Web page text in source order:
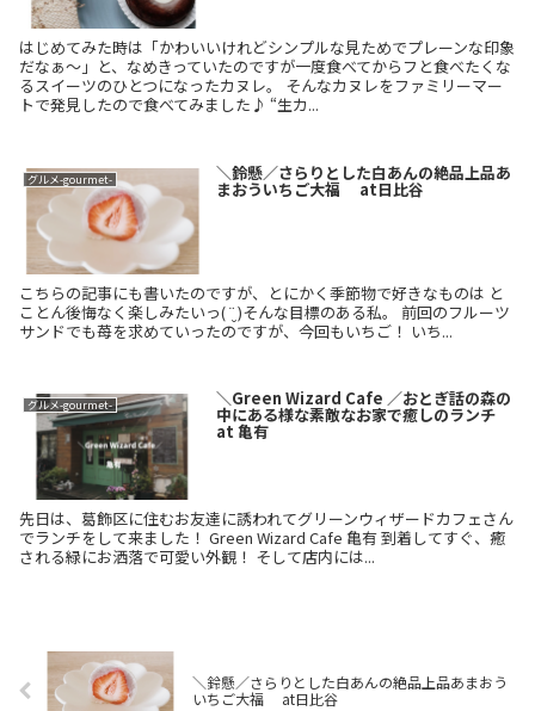
はじめてみた時は「かわいいけれどシンプルな見ためでプレーンな印象
だなぁ〜」と、なめきっていたのですが一度食べてからフと食べたくな
るスイーツのひとつになったカヌレ。 そんなカヌレをファミリーマー
トで発見したので食べてみました♪ “生カ...
グルメ-gourmet- ＼鈴懸／さらりとした白あんの絶品上品あ
まおういちご大福 at日比谷
こちらの記事にも書いたのですが、とにかく季節物で好きなものは と
ことん後悔なく楽しみたいっ( ¨̮ )そんな目標のある私。 前回のフルーツ
サンドでも苺を求めていったのですが、今回もいちご！ いち...
グルメ-gourmet- ＼Green Wizard Cafe ／おとぎ話の森の
中にある様な素敵なお家で癒しのランチ
at 亀有
先日は、葛飾区に住むお友達に誘われてグリーンウィザードカフェさん
でランチをして来ました！ Green Wizard Cafe 亀有 到着してすぐ、癒
される緑にお洒落で可愛い外観！ そして店内には...
＼鈴懸／さらりとした白あんの絶品上品あまおう
いちご大福 at日比谷